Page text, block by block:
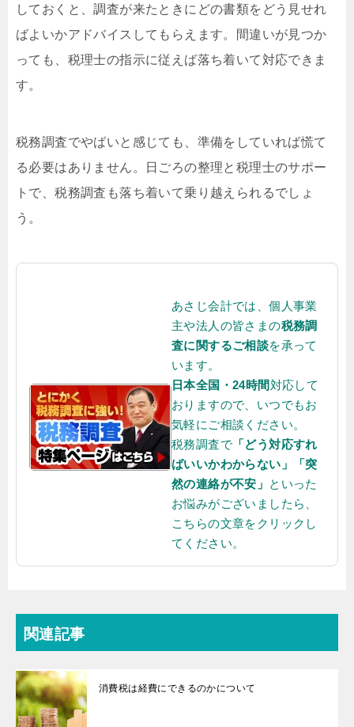
しておくと、調査が来たときにどの書類をどう見せれ
ばよいかアドバイスしてもらえます。間違いが見つか
っても、税理士の指示に従えば落ち着いて対応できま
す。
税務調査でやばいと感じても、準備をしていれば慌て
る必要はありません。日ごろの整理と税理士のサポー
トで、税務調査も落ち着いて乗り越えられるでしょ
う。
あさじ会計では、個人事業
主や法人の皆さまの税務調
査に関するご相談を承って
います。
日本全国・24時間対応して
おりますので、いつでもお
気軽にご相談ください。
税務調査で 「どう対応すれ
ばいいかわからない」「突
然の連絡が不安」 といった
お悩みがございましたら、
こちらの文章をクリックし
てください。
関連記事
消費税は経費にできるのかについて